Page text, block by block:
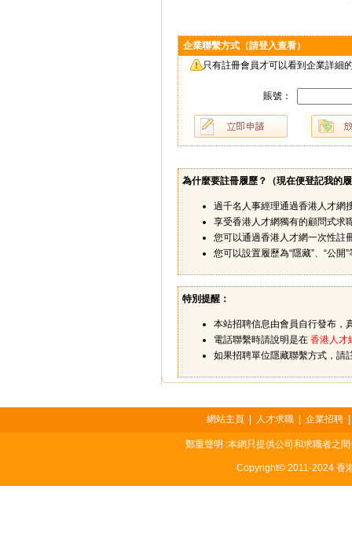
企業聯繫方式（請登入查看）
只有註冊會員才可以看到企業詳細
賬號：
為什麼要註冊履歷？（現在便登記我的
過千名人事經理通過香港人才網
享受香港人才網獨有的顧問式求
您可以通過香港人才網一次性註
您可以設置履歷為“隱藏”、“公
特別提醒：
本站招聘信息由會員自行發布，
電話聯繫時請說明是在 香港人才
如果招聘單位隱藏聯繫方式，請
網站主頁 人才求職 企業招聘
鄭重聲明 :本網只提供公司和求職者之
Copyright© 2011-2024 香